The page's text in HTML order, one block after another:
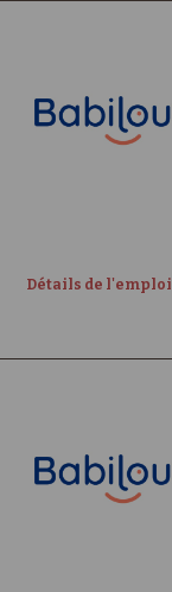
Détails de l'emploi